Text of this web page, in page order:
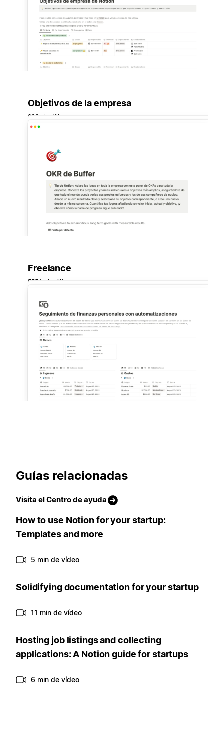
Objetivos de la empresa
202 plantillas
Freelance
5554 plantillas
Guías relacionadas
Visita el Centro de ayuda
How to use Notion for your startup:
Templates and more
5 min de vídeo
Solidifying documentation for your startup
11 min de vídeo
Hosting job listings and collecting
applications: A Notion guide for startups
6 min de vídeo